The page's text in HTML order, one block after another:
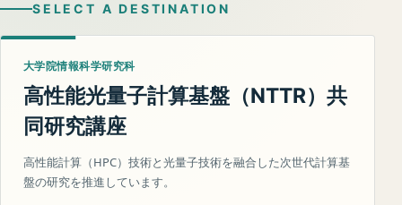
SELECT A DESTINATION
大学院情報科学研究科
高性能光量子計算基盤（NTTR）共
同研究講座
高性能計算（HPC）技術と光量子技術を融合した次世代計算基
盤の研究を推進しています。